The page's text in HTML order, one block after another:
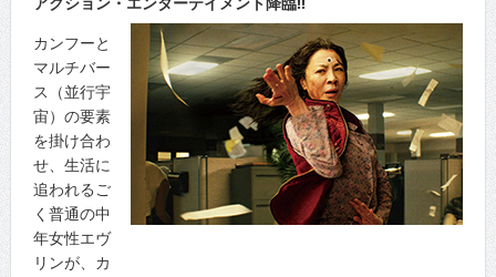
カンフーと
マルチバー
ス（並行宇
宙）の要素
を掛け合わ
せ、生活に
追われるご
く普通の中
年女性エヴ
リンが、カ